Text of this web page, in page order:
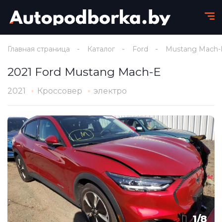
Главная страница Каталог Ford Mustang Mach-
2021 Ford Mustang Mach-E
2021 Кроссовер электро
1/8